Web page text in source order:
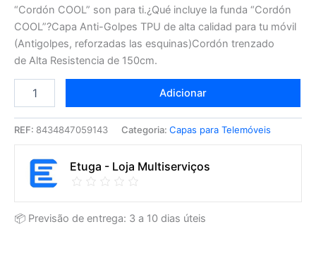
“Cordón COOL” son para ti.¿Qué incluye la funda “Cordón
COOL”?Capa Anti-Golpes TPU de alta calidad para tu móvil
(Antigolpes, reforzadas las esquinas)Cordón trenzado
de Alta Resistencia de 150cm.
Adicionar
REF: 8434847059143 Categoria: Capas para Telemóveis
Etuga - Loja Multiserviços
📦 Previsão de entrega: 3 a 10 dias úteis